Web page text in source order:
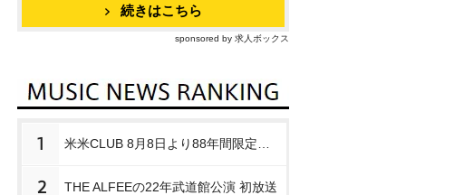
続きはこちら
sponsored by 求人ボックス
1
2 THE ALFEEの22年武道館公演 初放送